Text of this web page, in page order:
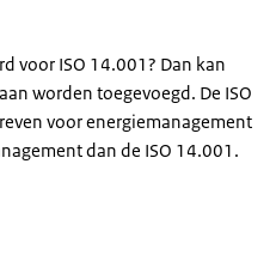
voor ISO 14.001? Dan kan
worden toegevoegd. De ISO
voor energiemanagement
dan de ISO 14.001.